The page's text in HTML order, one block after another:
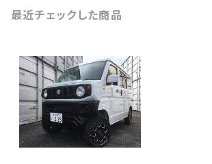
最近チェックした商品